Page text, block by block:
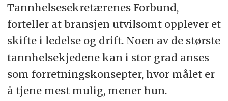
Tannhelsesekretærenes Forbund,
forteller at bransjen utvilsomt opplever et
skifte i ledelse og drift. Noen av de største
tannhelsekjedene kan i stor grad anses
som forretningskonsepter, hvor målet er
å tjene mest mulig, mener hun.